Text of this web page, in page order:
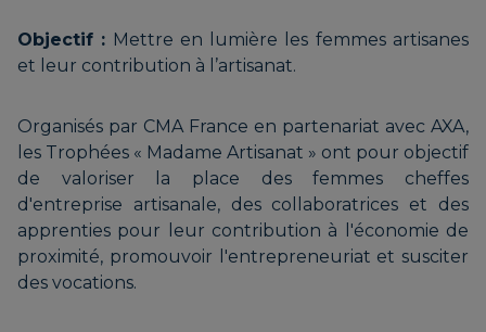
Objectif : Mettre en lumière les femmes artisanes
et leur contribution à l’artisanat.
Organisés par CMA France en partenariat avec AXA,
les Trophées « Madame Artisanat » ont pour objectif
de valoriser la place des femmes cheffes
d'entreprise artisanale, des collaboratrices et des
apprenties pour leur contribution à l'économie de
proximité, promouvoir l'entrepreneuriat et susciter
des vocations.